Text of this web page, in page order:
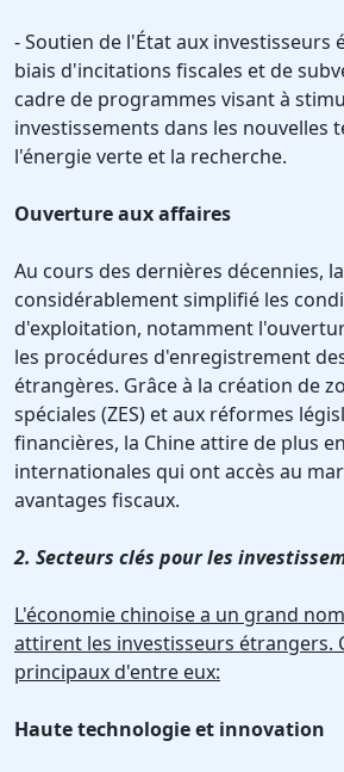
- Soutien de l'État aux investisseurs
biais d'incitations fiscales et de
cadre de programmes visant à
investissements dans les nouvelles
l'énergie verte et la recherche.
Ouverture aux affaires
Au cours des dernières décennies,
considérablement simplifié les
d'exploitation, notamment
les procédures d'enregistrement
étrangères. Grâce à la création de
spéciales (ZES) et aux réformes
financières, la Chine attire de plus
internationales qui ont accès au
avantages fiscaux.
2. Secteurs clés pour les
L'économie chinoise a un grand
attirent les investisseurs étrangers.
principaux d'entre eux:
Haute technologie et innovation